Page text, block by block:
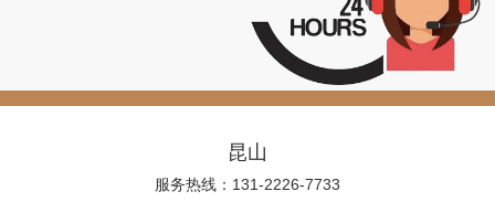
昆山
服务热线：131-2226-7733